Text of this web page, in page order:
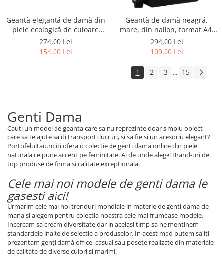
Geantă elegantă de damă din
piele ecologică de culoare
neagră - Peterson PTR-PTN
MIS-03-3582 BLAC
274,00 Lei
154,00 Lei
Geantă de damă neagră,
mare, din nailon, format A4,
se închide cu o clemă
magnetică - Peterson PTR-PTN
294,00 Lei
109,00 Lei
1 2 3 ... 15
Genti Dama
Cauti un model de geanta care sa nu reprezinte doar simplu obiect
care sa te ajute sa iti transporti lucruri, si sa fie si un acesoriu elegant?
Portofelultau.ro iti ofera o colectie de genti dama online din piele
naturala ce pune accent pe feminitate. Ai de unde alege! Brand-uri de
top produse de firma si calitate exceptionala.
Cele mai noi modele de genti dama le
gasesti aici!
Urmarim cele mai noi trenduri mondiale in materie de genti damade
mana si alegem pentru colectia noastra cele mai frumoase modele.
Incercam sa cream diversitate dar in acelasi timp sa ne mentinem
standardele inalte de selectie a produselor. In acest mod putem sa iti
prezentam genţi damăoffice, casual sau posete realizate din materiale
de calitate de diverse culori si marimi.